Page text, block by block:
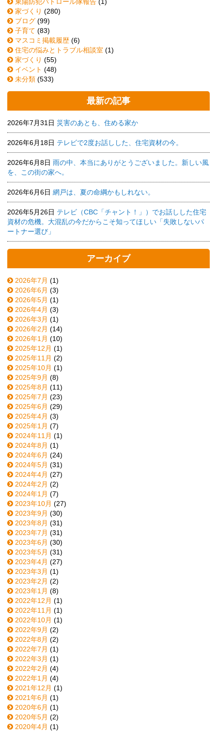
家づくり (280)
ブログ (99)
子育て (83)
マスコミ掲載履歴 (6)
住宅の悩みとトラブル相談室 (1)
家づくり (55)
イベント (48)
未分類 (533)
最新の記事
2026年7月31日 災害のあとも、住める家か
2026年6月18日 テレビで2度お話しした、住宅資材の今。
2026年6月8日 雨の中、本当にありがとうございました。新しい風
を、この街の家へ。
2026年6月6日 網戸は、夏の命綱かもしれない。
2026年5月26日 テレビ（CBC「チャント！」）でお話しした住宅
資材の危機。大混乱の今だからこそ知ってほしい「失敗しないパ
ートナー選び」
アーカイブ
2026年7月 (1)
2026年6月 (3)
2026年5月 (1)
2026年4月 (3)
2026年3月 (1)
2026年2月 (14)
2026年1月 (10)
2025年12月 (1)
2025年11月 (2)
2025年10月 (1)
2025年9月 (8)
2025年8月 (11)
2025年7月 (23)
2025年6月 (29)
2025年4月 (3)
2025年1月 (7)
2024年11月 (1)
2024年8月 (1)
2024年6月 (24)
2024年5月 (31)
2024年4月 (27)
2024年2月 (2)
2024年1月 (7)
2023年10月 (27)
2023年9月 (30)
2023年8月 (31)
2023年7月 (31)
2023年6月 (30)
2023年5月 (31)
2023年4月 (27)
2023年3月 (1)
2023年2月 (2)
2023年1月 (8)
2022年12月 (1)
2022年11月 (1)
2022年10月 (1)
2022年9月 (2)
2022年8月 (2)
2022年7月 (1)
2022年3月 (1)
2022年2月 (4)
2022年1月 (4)
2021年12月 (1)
2021年6月 (1)
2020年6月 (1)
2020年5月 (2)
2020年4月 (1)